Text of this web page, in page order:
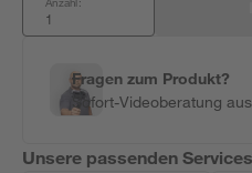
Fragen zum Produkt?
Sofort-Videoberatung
Unsere passenden Services